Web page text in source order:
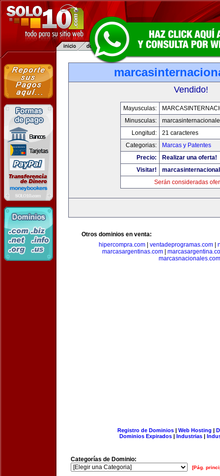
Vendido!
Mayusculas:
Minusculas:
Longitud:
21 caracteres
Categorias:
Marcas y Patentes
Precio:
Realizar una oferta!
Visitar!
Serán consideradas
Otros dominios en venta:
hipercompra.com
ventadeprogramas.com
marcasargentinas.com
marcasnacionales.com
Registro de Dominios| Web Hosting |
Dominios Expirados | Industrias |
Categorías de Dominio:
[Pág.